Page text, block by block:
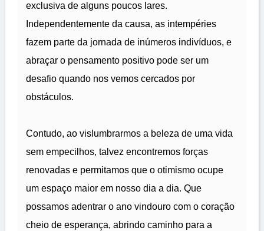
exclusiva de alguns poucos lares.
Independentemente da causa, as intempéries
fazem parte da jornada de inúmeros indivíduos, e
abraçar o pensamento positivo pode ser um
desafio quando nos vemos cercados por
obstáculos.
Contudo, ao vislumbrarmos a beleza de uma vida
sem empecilhos, talvez encontremos forças
renovadas e permitamos que o otimismo ocupe
um espaço maior em nosso dia a dia. Que
possamos adentrar o ano vindouro com o coração
cheio de esperança, abrindo caminho para a